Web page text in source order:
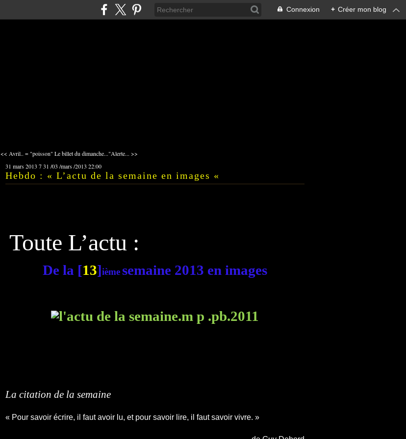
Connexion + Créer mon blog
<< Avril.. = "poisson" Le billet du dimanche..."Alerte... >>
31 mars 2013 731 /03 /mars/2013 22:00
Hebdo : « L’actu de la semaine en images «
Toute L’actu :
De la [13]ième semaine 2013 en images
La citation de la semaine
« Pour savoir écrire, il faut avoir lu, et pour savoir lire, il faut savoir vivre. »